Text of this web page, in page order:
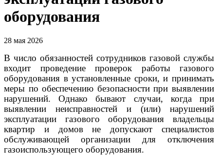
оборудования
28 мая 2026
В число обязанностей сотрудников газовой службы
входит проведение проверок работы газового
оборудования в установленные сроки, и принимать
меры по обеспечению безопасности при выявлении
нарушений. Однако бывают случаи, когда при
выявлении неисправностей и (или) нарушений
эксплуатации газового оборудования владельцы
квартир и домов не допускают специалистов
обслуживающей организации для отключения
газоиспользующего оборудования.